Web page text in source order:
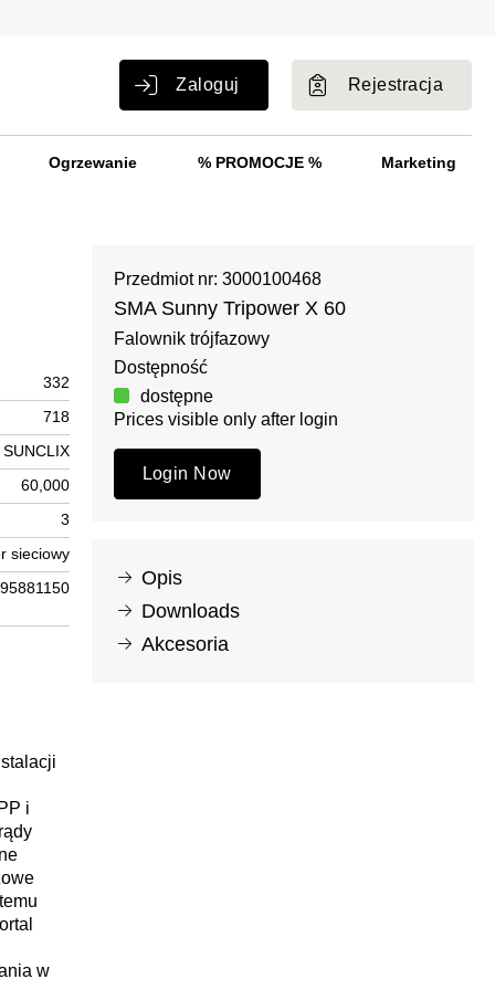
Zaloguj Rejestracja
Ogrzewanie % PROMOCJE % Marketing
332
718
SUNCLIX
60,000
3
sieciowy
95881150
i
w
Przedmiot nr: 3000100468
SMA Sunny Tripower X 60
Falownik trójfazowy
Dostępność
dostępne
Prices visible only after login
Login Now
Opis
Downloads
Akcesoria